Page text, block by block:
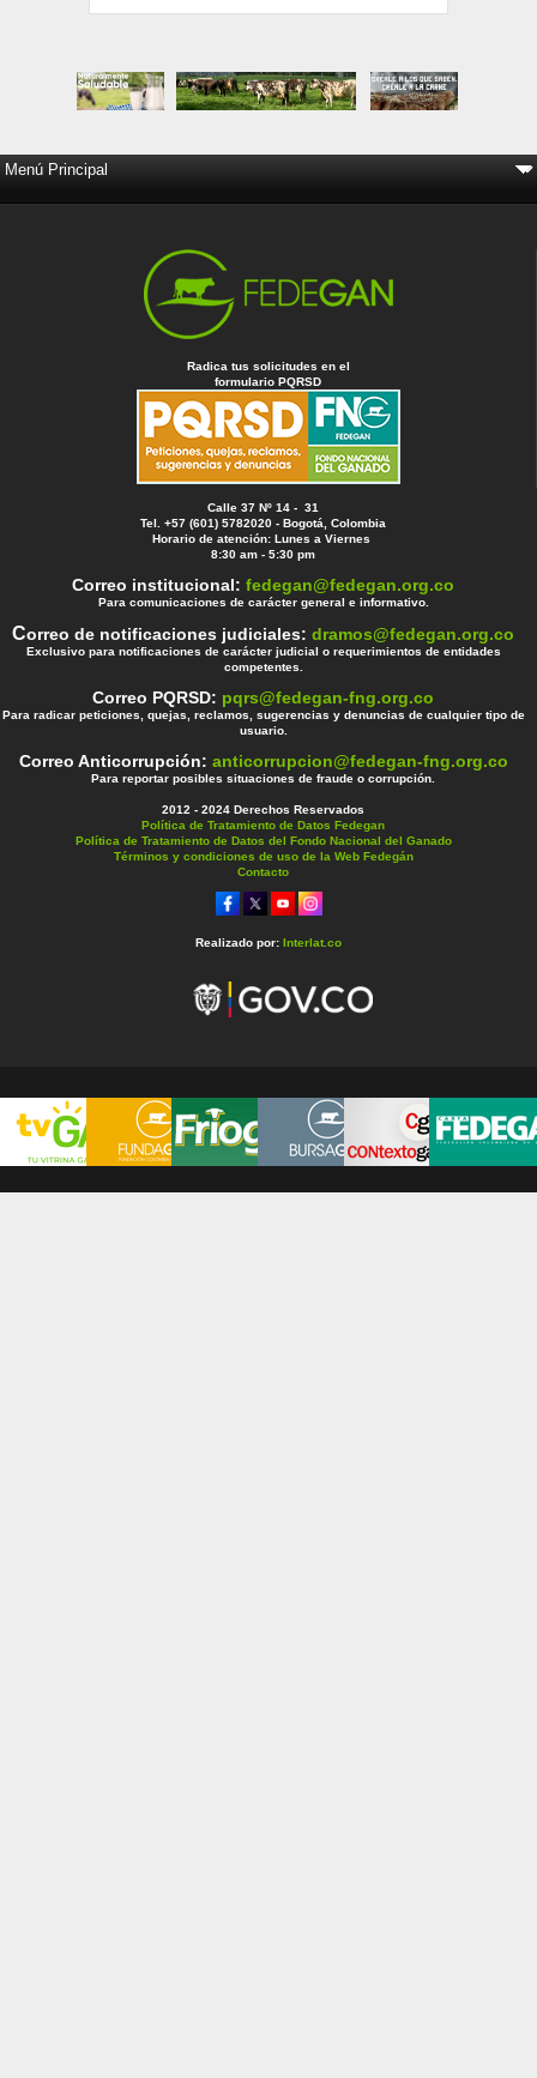
Radica tus solicitudes en el
formulario PQRSD
Calle 37 Nº 14 - 31
Tel. +57 (601) 5782020 - Bogotá, Colombia
Horario de atención: Lunes a Viernes
8:30 am - 5:30 pm
Correo institucional:fedegan@fedegan.org.co
Para comunicaciones de carácter general e informativo.
Correo de notificaciones judiciales:dramos@fedegan.org.co
Exclusivo para notificaciones de carácter judicial o requerimientos de entidades
competentes.
Correo PQRSD: pqrs@fedegan-fng.org.co
Para radicar peticiones, quejas, reclamos, sugerencias y denuncias de cualquier tipo de
usuario.
Correo Anticorrupción: anticorrupcion@fedegan-fng.org.co
Para reportar posibles situaciones de fraude o corrupción.
2012 - 2024 Derechos Reservados
Política de Tratamiento de Datos Fedegan
Política de Tratamiento de Datos del Fondo Nacional del Ganado
Términos y condiciones de uso de la Web Fedegán
Contacto
Realizado por: Interlat.co